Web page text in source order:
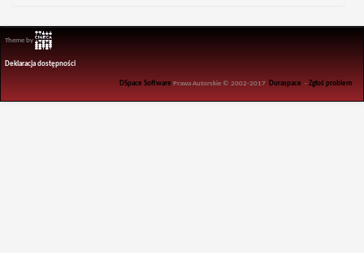
Theme by
Deklaracja dostępności
DSpace Software Prawa Autorskie © 2002-2017 Duraspace -Zgłoś problem